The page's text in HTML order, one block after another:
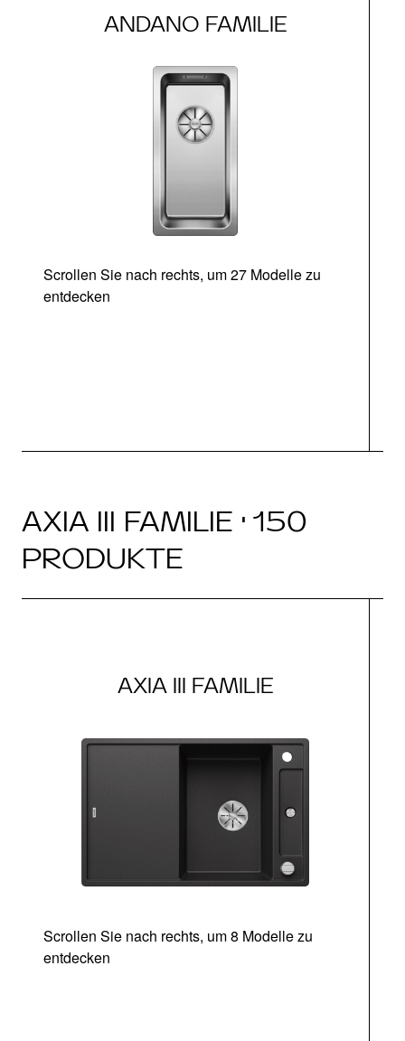
ANDANO FAMILIE
Scrollen Sie nach rechts, um 27 Modelle zu
entdecken
AXIA III FAMILIE · 150
PRODUKTE
AXIA III FAMILIE
Scrollen Sie nach rechts, um 8 Modelle zu
entdecken